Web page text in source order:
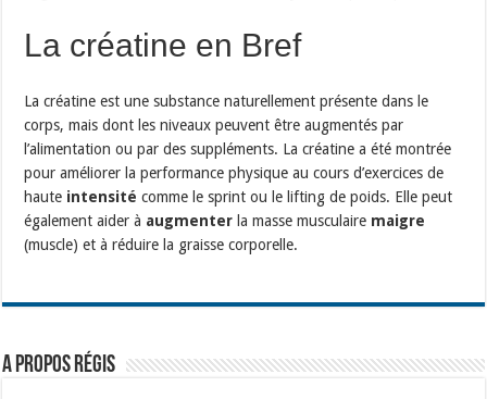
La créatine en Bref
La créatine est une substance naturellement présente dans le
corps, mais dont les niveaux peuvent être augmentés par
l’alimentation ou par des suppléments. La créatine a été montrée
pour améliorer la performance physique au cours d’exercices de
haute intensité comme le sprint ou le lifting de poids. Elle peut
également aider à augmenter la masse musculaire maigre
(muscle) et à réduire la graisse corporelle.
A propos Régis